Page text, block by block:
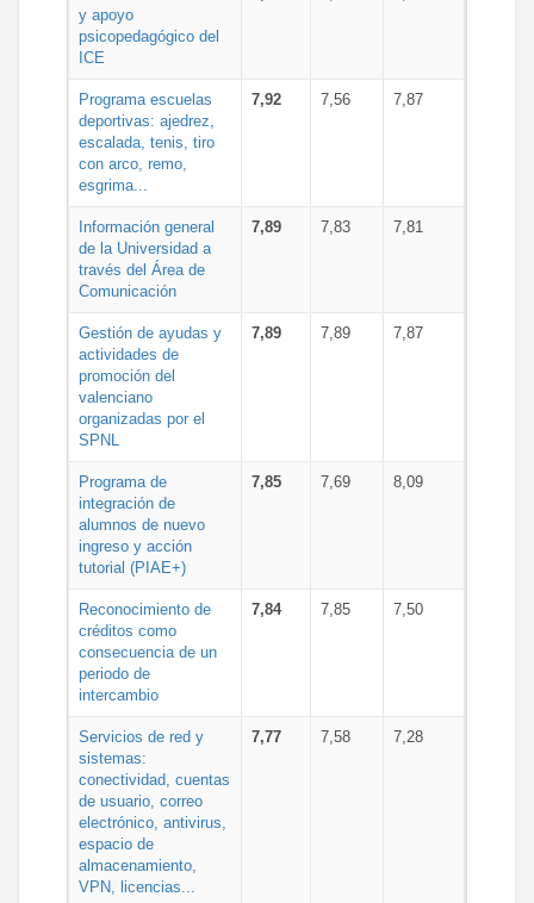
y apoyo
psicopedagógico del
ICE
Programa escuelas
deportivas: ajedrez,
escalada, tenis, tiro
con arco, remo,
esgrima...
7,92 7,56 7,87
Información general
de la Universidad a
través del Área de
Comunicación
7,89 7,83 7,81
Gestión de ayudas y
actividades de
promoción del
valenciano
organizadas por el
SPNL
7,89 7,89 7,87
Programa de
integración de
alumnos de nuevo
ingreso y acción
tutorial (PIAE+)
7,85 7,69 8,09
Reconocimiento de
créditos como
consecuencia de un
periodo de
intercambio
7,84 7,85 7,50
Servicios de red y
sistemas:
conectividad, cuentas
de usuario, correo
electrónico, antivirus,
espacio de
almacenamiento,
VPN, licencias...
7,77 7,58 7,28